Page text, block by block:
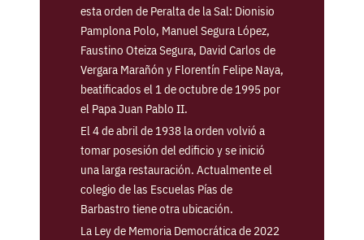
esta orden de Peralta de la Sal: Dionisio
Pamplona Polo, Manuel Segura López,
Faustino Oteiza Segura, David Carlos de
Vergara Marañón y Florentín Felipe Naya,
beatificados el 1 de octubre de 1995 por
el Papa Juan Pablo II.
El 4 de abril de 1938 la orden volvió a
tomar posesión del edificio y se inició
una larga restauración. Actualmente el
colegio de las Escuelas Pías de
Barbastro tiene otra ubicación.
La Ley de Memoria Democrática de 2022